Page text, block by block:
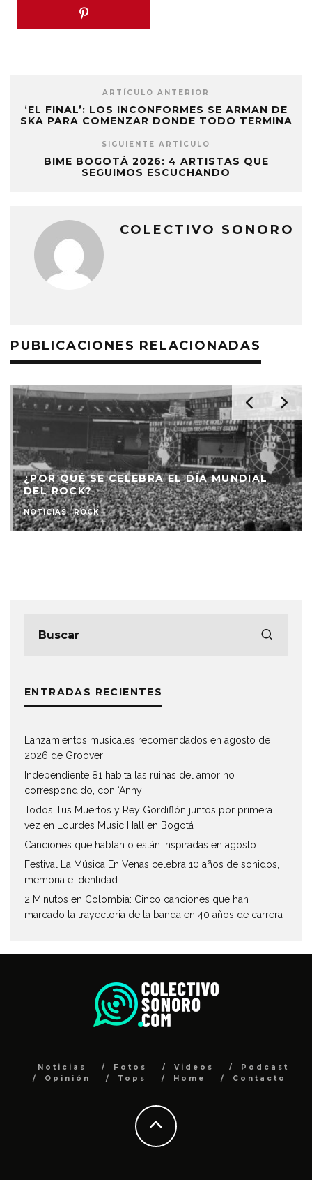
ARTÍCULO ANTERIOR
‘EL FINAL’: LOS INCONFORMES SE ARMAN DE
SKA PARA COMENZAR DONDE TODO TERMINA
SIGUIENTE ARTÍCULO
BIME BOGOTÁ 2026: 4 ARTISTAS QUE
SEGUIMOS ESCUCHANDO
COLECTIVO SONORO
PUBLICACIONES RELACIONADAS
¿POR QUÉ SE CELEBRA EL DÍA MUNDIAL
DEL ROCK?
NOTICIAS ROCK
ENTRADAS RECIENTES
Lanzamientos musicales recomendados en agosto de
2026 de Groover
Independiente 81 habita las ruinas del amor no
correspondido, con ‘Anny’
Todos Tus Muertos y Rey Gordiflón juntos por primera
vez en Lourdes Music Hall en Bogotá
Canciones que hablan o están inspiradas en agosto
Festival La Música En Venas celebra 10 años de sonidos,
memoria e identidad
2 Minutos en Colombia: Cinco canciones que han
marcado la trayectoria de la banda en 40 años de carrera
Noticias Fotos Videos
Podcast
Opinión
Tops Home Contacto